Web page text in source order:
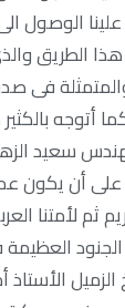
الوصول
الطريق
فى
أتوجه
سعيد
على أن يكون
ثم لأمتنا
الزميل